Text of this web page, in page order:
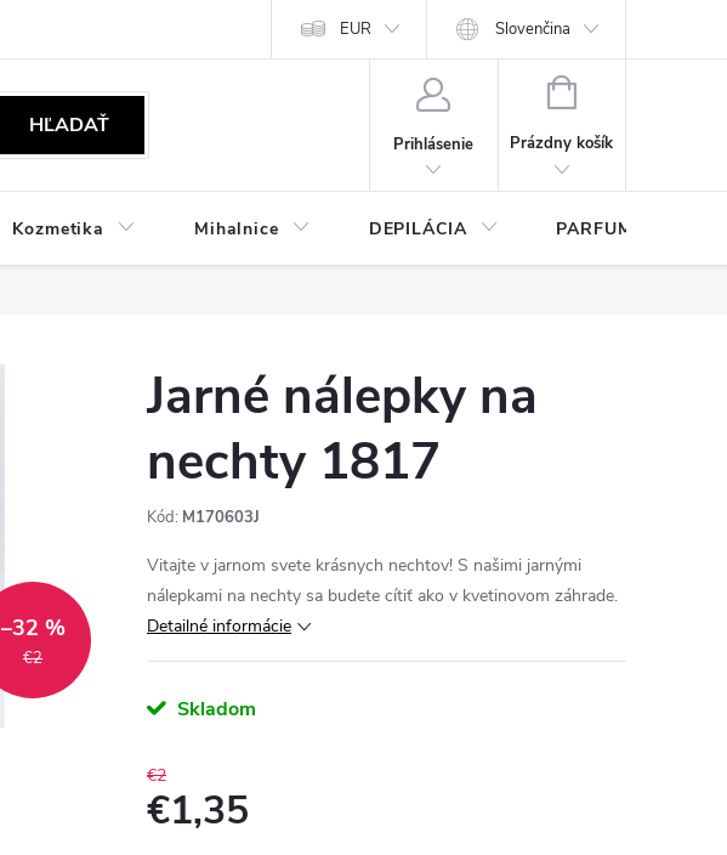
Podmienky ochrany osobných údajov EUR Slovenčina
HĽADAŤ
Prihlásenie
NÁKUPNÝ
Prázdny košík
Kozmetika Mihalnice DEPILÁCIA PARFUMY
€2
–32 %
Jarné nálepky na
nechty 1817
Kód: M170603J
Vitajte v jarnom svete krásnych nechtov! S našimi jarnými
nálepkami na nechty sa budete cítiť ako v kvetinovom záhrade.
Detailné informácie
Skladom
€2
€1,35